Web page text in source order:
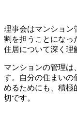
関連記事
理事会はマンション
割を担うことになっ
住居について深く理
マンションの管理は
す。自分の住まいの
めるためにも、積極
切です。